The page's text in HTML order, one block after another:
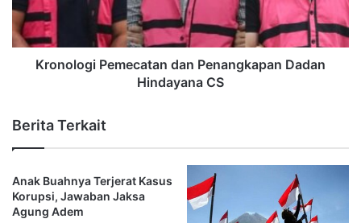
Kronologi Pemecatan dan Penangkapan Dadan
Hindayana CS
Berita Terkait
Anak Buahnya Terjerat Kasus
Korupsi, Jawaban Jaksa
Agung Adem